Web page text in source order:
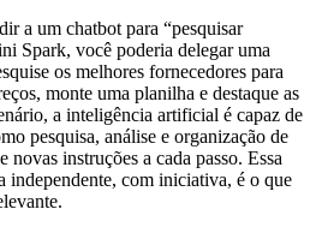
a um chatbot para “pesquisar
Spark, você poderia delegar uma
os melhores fornecedores para
monte uma planilha e destaque as
a inteligência artificial é capaz de
pesquisa, análise e organização de
novas instruções a cada passo. Essa
independente, com iniciativa, é o que